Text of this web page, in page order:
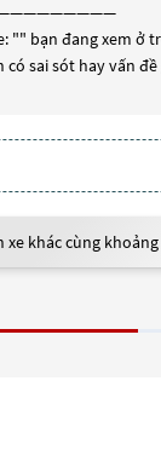
"" bạn đang xem ở
có sai sót hay vấn
xe khác cùng khoảng